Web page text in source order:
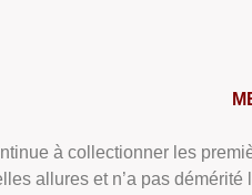
à collectionner les
allures et n’a pas